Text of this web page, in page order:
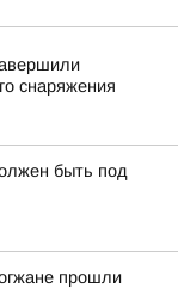
снаряжения
быть под
прошли